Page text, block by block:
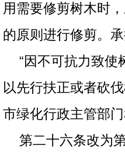
用需要修剪树木时
的原则进行修剪。
“因不可抗力致使
以先行扶正或者砍
市绿化行政主管部
第二十六条改为